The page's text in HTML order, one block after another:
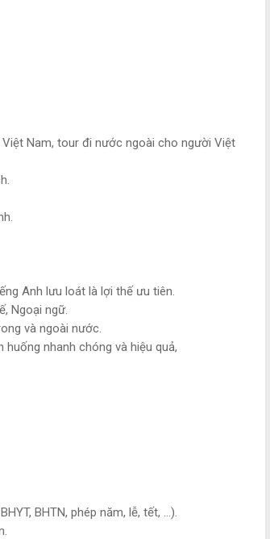
Nam, tour đi nước ngoài cho người Việt
Anh lưu loát là lợi thế ưu tiên.
Ngoại ngữ.
và ngoài nước.
nhanh chóng và hiệu quả,
BHTN, phép năm, lễ, tết, …).